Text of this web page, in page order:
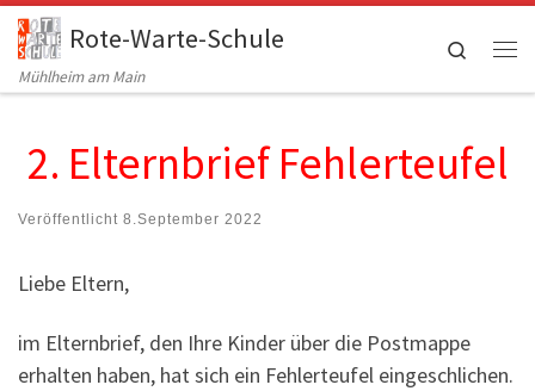
Zum Inhalt springen
Rote-Warte-Schule
Mühlheim am Main
Search
2. Elternbrief Fehlerteufel
Veröffentlicht 8.September 2022
Liebe Eltern,
im Elternbrief, den Ihre Kinder über die Postmappe
erhalten haben, hat sich ein Fehlerteufel eingeschlichen.